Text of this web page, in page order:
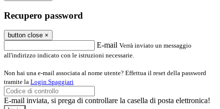
Recupero password
button close ×
E-mail Verrà inviato un messaggio
all'indirizzo indicato con le istruzioni necessarie.
Non hai una e-mail associata al nome utente? Effettua il reset della password
tramite la Login Spaggiari
E-mail inviata, si prega di controllare la casella di posta elettronica!